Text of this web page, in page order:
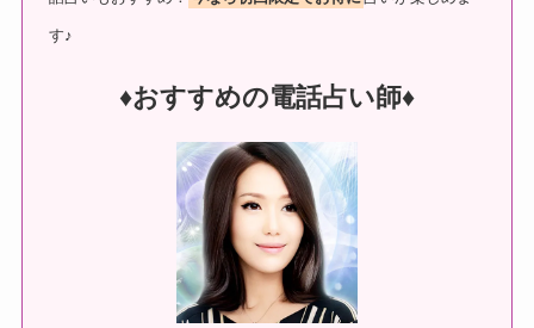
す♪
♦︎おすすめの電話占い師♦︎